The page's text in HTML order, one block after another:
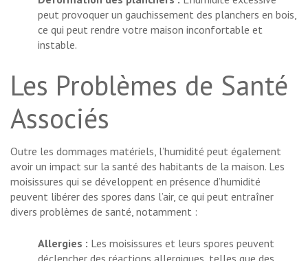
peut provoquer un gauchissement des planchers en bois,
ce qui peut rendre votre maison inconfortable et
instable.
Les Problèmes de Santé
Associés
Outre les dommages matériels, l’humidité peut également
avoir un impact sur la santé des habitants de la maison. Les
moisissures qui se développent en présence d’humidité
peuvent libérer des spores dans l’air, ce qui peut entraîner
divers problèmes de santé, notamment :
Allergies : Les moisissures et leurs spores peuvent
déclencher des réactions allergiques, telles que des